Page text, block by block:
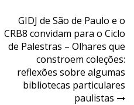
GIDJ de São de Paulo e o
CRB8 convidam para o Ciclo
de Palestras – Olhares que
constroem coleções:
reflexões sobre algumas
bibliotecas particulares
paulistas